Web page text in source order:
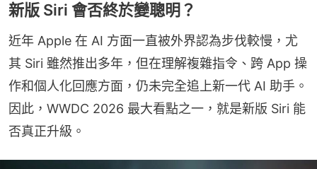
新版 Siri 會否終於變聰明？
近年 Apple 在 AI 方面一直被外界認為步伐較慢，尤
其 Siri 雖然推出多年，但在理解複雜指令、跨 App 操
作和個人化回應方面，仍未完全追上新一代 AI 助手。
因此，WWDC 2026 最大看點之一，就是新版 Siri 能
否真正升級。